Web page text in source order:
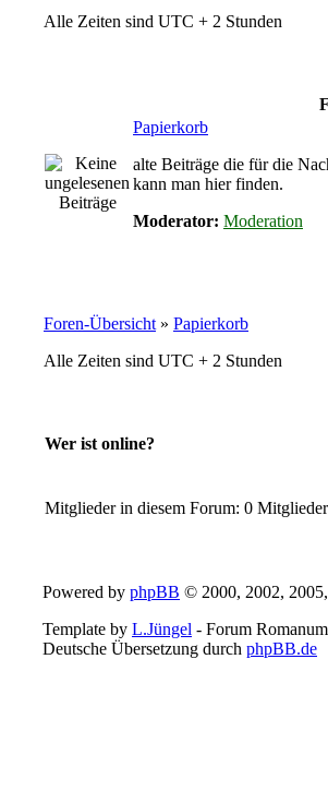
Alle Zeiten sind UTC + 2 Stunden
Papierkorb
alte Beiträge die für die
kann man hier finden.
Moderator: Moderation
Foren-Übersicht » Papierkorb
Alle Zeiten sind UTC + 2 Stunden
Wer ist online?
Mitglieder in diesem Forum: 0
Powered by phpBB © 2000, 2002,
Template by L.Jüngel - Forum
Deutsche Übersetzung durch phpBB.de